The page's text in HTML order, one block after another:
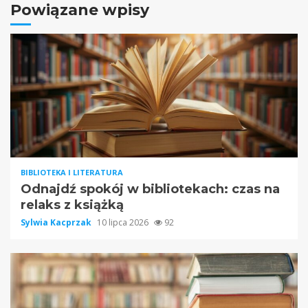
Powiązane wpisy
BIBLIOTEKA I LITERATURA
Odnajdź spokój w bibliotekach: czas na
relaks z książką
Sylwia Kacprzak 10 lipca 2026 92